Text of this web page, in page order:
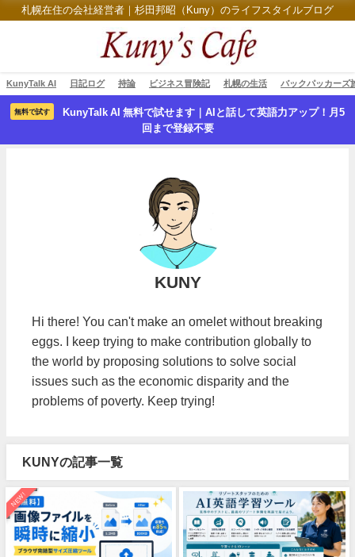
札幌在住の会社経営者｜杉田邦昭（Kuny）のライフスタイルブログ
KunyTalk AI 日記ログ 持論 ビジネス冒険記 札幌の生活 バックパッカーズ
無料で試す
KunyTalk AI 無料で試せます｜AIと話して英語力アップ！月5
回まで登録不要
KUNY
Hi there! You can't make an omelet without breaking
eggs. I keep trying to make contribution globally to
the world by proposing solutions to solve social
issues such as the economic disparity and the
problems of poverty. Keep trying!
KUNYの記事一覧
NEW!